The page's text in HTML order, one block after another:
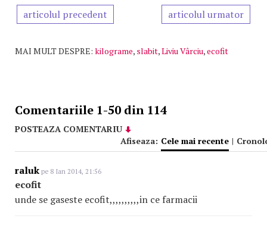
articolul precedent articolul urmator
MAI MULT DESPRE: kilograme, slabit,Liviu Vârciu,ecofit
Comentariile 1-50 din 114
POSTEAZA COMENTARIU
Afiseaza: Cele mai recente |
raluk pe 8 Ian 2014, 21:56
ecofit
unde se gaseste ecofit,,,,,,,,,,in ce farmacii